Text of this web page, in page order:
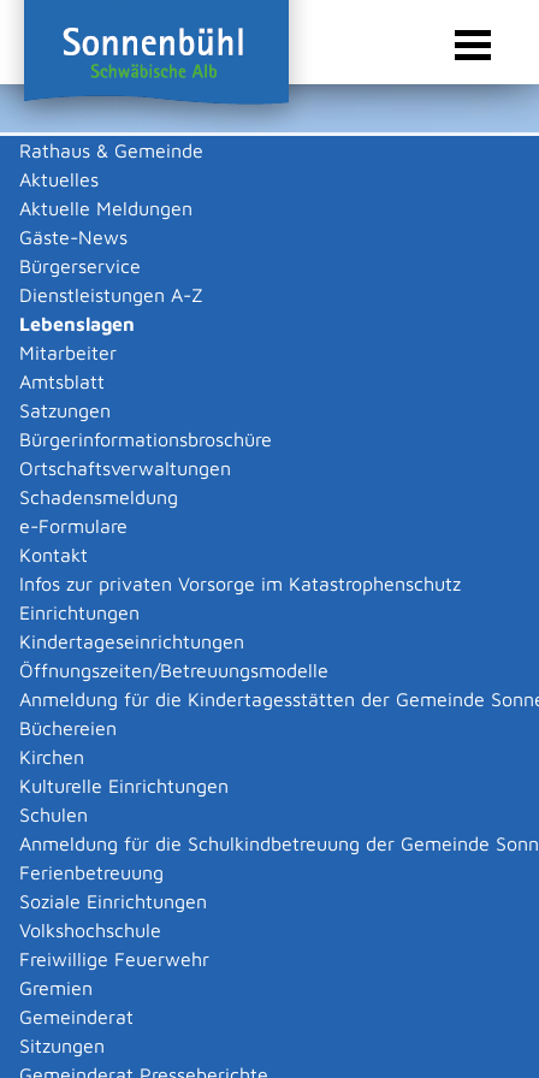
Rathaus & Gemeinde
Aktuelles
Aktuelle Meldungen
Gäste-News
Bürgerservice
Dienstleistungen A-Z
Lebenslagen
Mitarbeiter
Amtsblatt
Satzungen
Bürgerinformationsbroschüre
Ortschaftsverwaltungen
Schadensmeldung
e-Formulare
Kontakt
Infos zur privaten Vorsorge im Katastrophenschutz
Einrichtungen
Kindertageseinrichtungen
Öffnungszeiten/Betreuungsmodelle
Anmeldung für die Kindertagesstätten der Gemeinde
Büchereien
Kirchen
Kulturelle Einrichtungen
Schulen
Anmeldung für die Schulkindbetreuung der Gemeinde
Ferienbetreuung
Soziale Einrichtungen
Volkshochschule
Freiwillige Feuerwehr
Gremien
Gemeinderat
Sitzungen
Sie sind hier:
Unternehmen führen
Lebenslagen
Datenschutzpflichten von
Unternehmen
Datenschutz bei der
Datenträgervernichtung
Datenschutzregister,
Datenschutzbeauftragter
Pflichten bei unerlaubter
Datenweitergabe
Technische und organisatorische
Maßnahmen
Verpflichtung auf das Datengeheimnis
Unternehmen sollten so wenig wie möglich
personenbezogene Daten erheben, verarbeiten und
nutzen. Jedenfalls müssen Sie personenbezogene
Daten ohne Namen oder mit falschem Namen
speichern, soweit dies nach dem jeweiligen
Verwendungszweck möglich ist und im Vergleich zum